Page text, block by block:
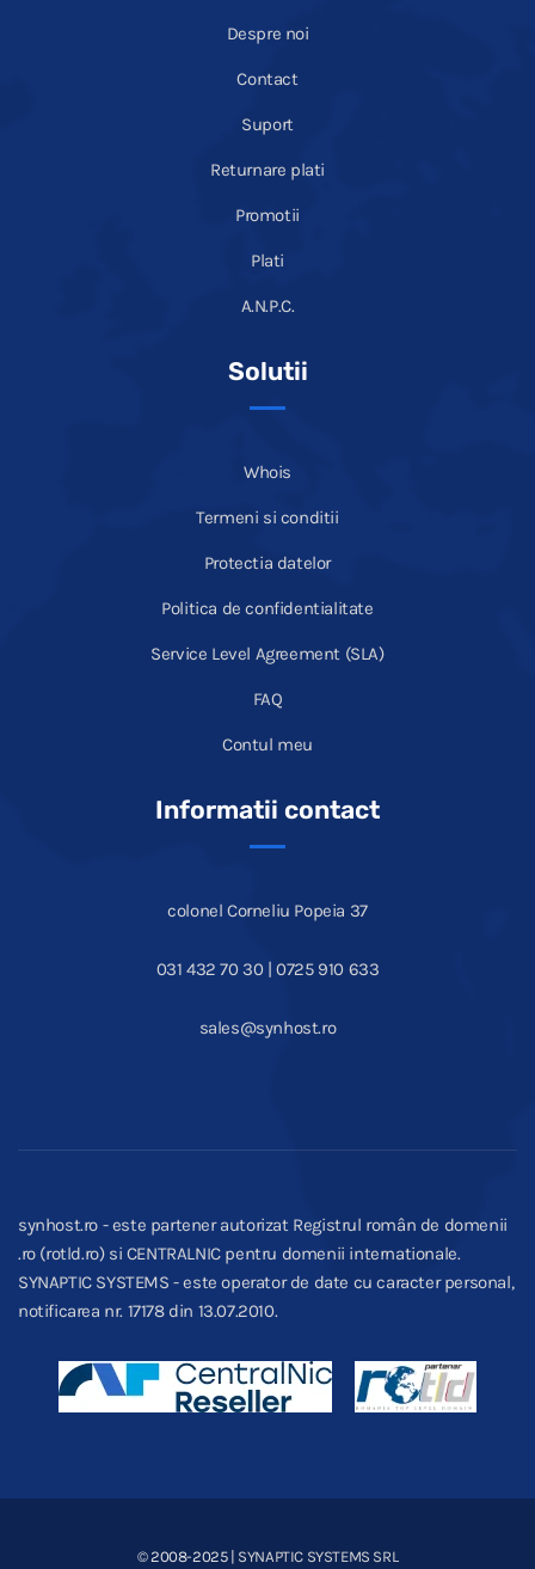
Despre noi
Contact
Suport
Returnare plati
Promotii
Plati
A.N.P.C.
Solutii
Whois
Termeni si conditii
Protectia datelor
Politica de confidentialitate
Service Level Agreement (SLA)
FAQ
Contul meu
Informatii contact
colonel Corneliu Popeia 37
031 432 70 30 | 0725 910 633
sales@synhost.ro
synhost.ro - este partener autorizat Registrul român de domenii
.ro (rotld.ro) si CENTRALNIC pentru domenii internationale.
SYNAPTIC SYSTEMS - este operator de date cu caracter personal,
notificarea nr. 17178 din 13.07.2010.
© 2008-2025 | SYNAPTIC SYSTEMS SRL